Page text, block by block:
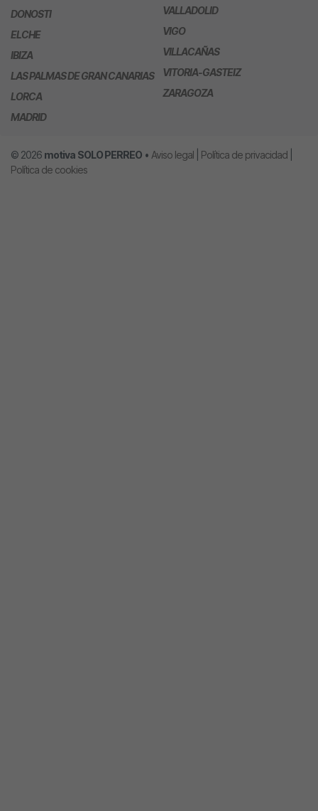
DONOSTI
ELCHE
IBIZA
LAS PALMAS DE GRAN CANARIAS
LORCA
MADRID
VALLADOLID
VIGO
VILLACAÑAS
VITORIA-GASTEIZ
ZARAGOZA
© 2026 motiva SOLO PERREO • Aviso legal Política de privacidad
Política de cookies